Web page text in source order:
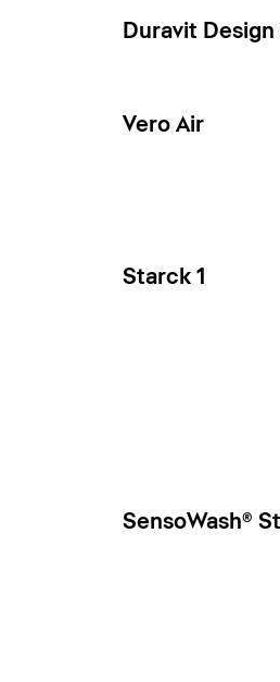
Duravit Design
Vero Air
Starck 1
SensoWash®